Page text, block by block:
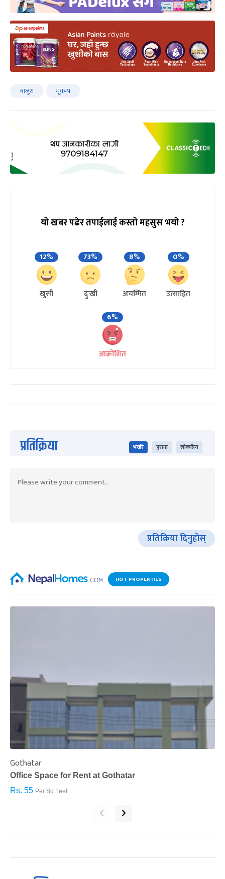
बाजुरा भूकम्प
यो खबर पढेर तपाईलाई कस्तो महसुस भयो ?
12%
खुसी
73%
दुःखी
8%
अचम्मित
0%
उत्साहित
6%
आक्रोशित
प्रतिक्रिया भर्खरै पुराना लोकप्रिय
प्रतिक्रिया दिनुहोस्
HOT PROPERTIES
Gothatar
Office Space for Rent at Gothatar
Rs. 55 Per Sq.Feet
‹ ›